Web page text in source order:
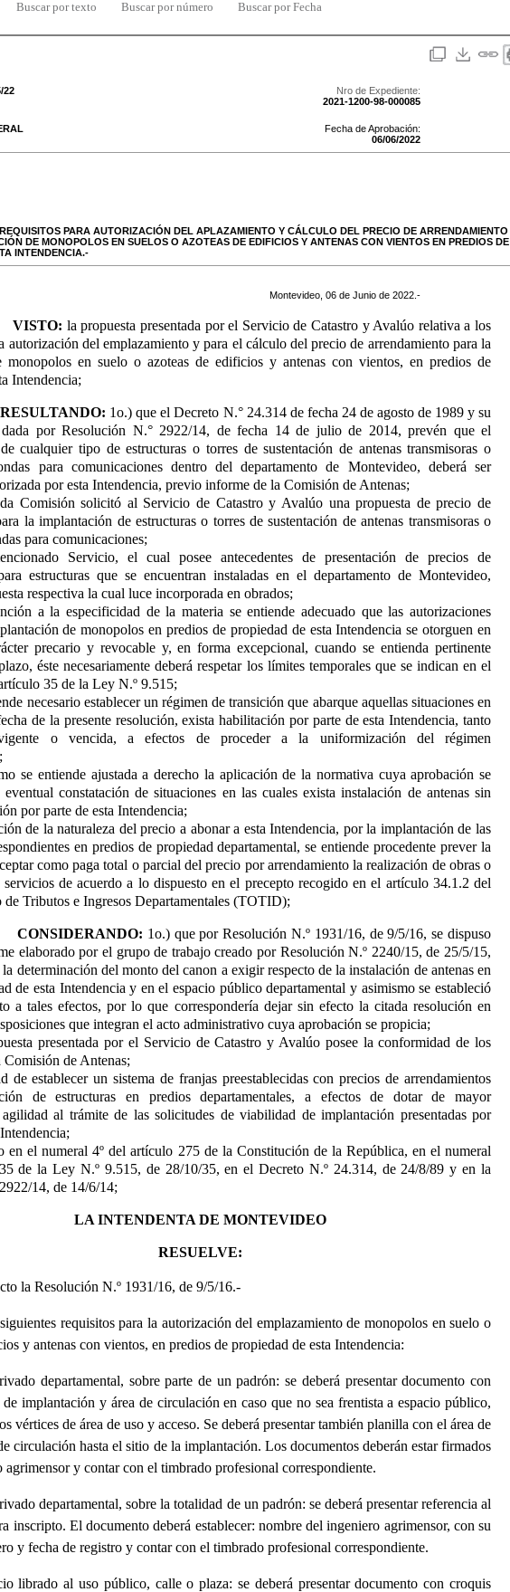
Buscar por texto Buscar por número Buscar por Fecha
22
Nro de Expediente:
2021-1200-98-000085
Fecha de Aprobación:
06/06/2022
PARA AUTORIZACIÓN DEL APLAZAMIENTO Y CÁLCULO DEL PRECIO DE ARRENDAMIENTO
DE MONOPOLOS EN SUELOS O AZOTEAS DE EDIFICIOS Y ANTENAS CON VIENTOS EN PREDIOS DE
INTENDENCIA.-
Montevideo, 06 de Junio de 2022 .-
VISTO: la propuesta presentada por el Servicio de Catastro y Avalúo relativa a los
autorización del emplazamiento y para el cálculo del precio de arrendamiento para la
monopolos en suelo o azoteas de edificios y antenas con vientos, en predios de
Intendencia;
RESULTANDO: 1o.) que el Decreto N.° 24.314 de fecha 24 de agosto de 1989 y su
dada por Resolución N.° 2922/14, de fecha 14 de julio de 2014, prevén que el
cualquier tipo de estructuras o torres de sustentación de antenas transmisoras o
para comunicaciones dentro del departamento de Montevideo, deberá ser
por esta Intendencia, previo informe de la Comisión de Antenas;
Comisión solicitó al Servicio de Catastro y Avalúo una propuesta de precio de
la implantación de estructuras o torres de sustentación de antenas transmisoras o
para comunicaciones;
Servicio, el cual posee antecedentes de presentación de precios de
estructuras que se encuentran instaladas en el departamento de Montevideo,
respectiva la cual luce incorporada en obrados;
a la especificidad de la materia se entiende adecuado que las autorizaciones
de monopolos en predios de propiedad de esta Intendencia se otorguen en
precario y revocable y, en forma excepcional, cuando se entienda pertinente
éste necesariamente deberá respetar los límites temporales que se indican en el
35 de la Ley N.º 9.515;
necesario establecer un régimen de transición que abarque aquellas situaciones en
de la presente resolución, exista habilitación por parte de esta Intendencia, tanto
o vencida, a efectos de proceder a la uniformización del régimen
se entiende ajustada a derecho la aplicación de la normativa cuya aprobación se
constatación de situaciones en las cuales exista instalación de antenas sin
por parte de esta Intendencia;
de la naturaleza del precio a abonar a esta Intendencia, por la implantación de las
en predios de propiedad departamental, se entiende procedente prever la
como paga total o parcial del precio por arrendamiento la realización de obras o
servicios de acuerdo a lo dispuesto en el precepto recogido en el artículo 34.1.2 del
de Tributos e Ingresos Departamentales (TOTID);
CONSIDERANDO: 1o.) que por Resolución N.º 1931/16, de 9/5/16, se dispuso
elaborado por el grupo de trabajo creado por Resolución N.º 2240/15, de 25/5/15,
determinación del monto del canon a exigir respecto de la instalación de antenas en
de esta Intendencia y en el espacio público departamental y asimismo se estableció
a tales efectos, por lo que correspondería dejar sin efecto la citada resolución en
que integran el acto administrativo cuya aprobación se propicia;
presentada por el Servicio de Catastro y Avalúo posee la conformidad de los
Comisión de Antenas;
de establecer un sistema de franjas preestablecidas con precios de arrendamientos
de estructuras en predios departamentales, a efectos de dotar de mayor
al trámite de las solicitudes de viabilidad de implantación presentadas por
en el numeral 4º del artículo 275 de la Constitución de la República, en el numeral
de la Ley N.º 9.515, de 28/10/35, en el Decreto N.º 24.314, de 24/8/89 y en la
14, de 14/6/14;
LA INTENDENTA DE MONTEVIDEO
RESUELVE:
la Resolución N.º 1931/16, de 9/5/16.-
requisitos para la autorización del emplazamiento de monopolos en suelo o
y antenas con vientos, en predios de propiedad de esta Intendencia:
departamental, sobre parte de un padrón: se deberá presentar documento con
implantación y área de circulación en caso que no sea frentista a espacio público,
vértices de área de uso y acceso. Se deberá presentar también planilla con el área de
circulación hasta el sitio de la implantación. Los documentos deberán estar firmados
agrimensor y contar con el timbrado profesional correspondiente.
departamental, sobre la totalidad de un padrón: se deberá presentar referencia al
inscripto. El documento deberá establecer: nombre del ingeniero agrimensor, con su
y fecha de registro y contar con el timbrado profesional correspondiente.
librado al uso público, calle o plaza: se deberá presentar documento con croquis